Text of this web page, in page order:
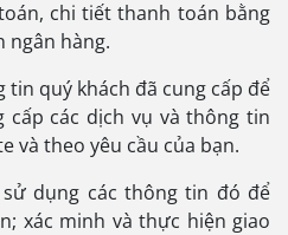
chi tiết thanh toán bằng
ngân hàng.
tin quý khách đã cung cấp để
các dịch vụ và thông tin
và theo yêu cầu của bạn.
dụng các thông tin đó để
xác minh và thực hiện giao